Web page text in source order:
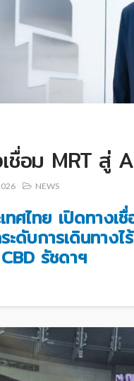
ชื่อม MRT สู่
NEWS
เทศไทย เปิดทา
ดับการเดินทาง
รัชดาฯ